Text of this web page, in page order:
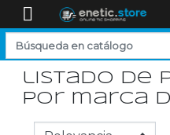
listado de
por marca